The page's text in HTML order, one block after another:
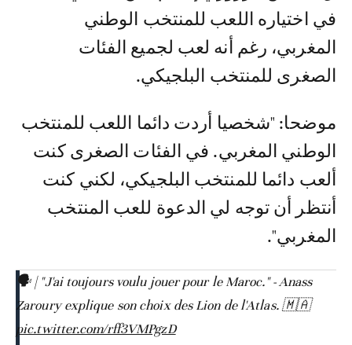
في اختياره اللعب للمنتخب الوطني
المغربي، رغم أنه لعب لجميع الفئات
الصغرى للمنتخب البلجيكي.
موضحا: "شخصيا أردت دائما اللعب للمنتخب
الوطني المغربي. في الفئات الصغرى كنت
ألعب دائما للمنتخب البلجيكي، لكني كنت
أنتظر أن توجه لي الدعوة للعب المنتخب
المغربي".
🗣️ | "J'ai toujours voulu jouer pour le Maroc." - Anass
Zaroury explique son choix des Lion de l'Atlas. 🇲🇦
pic.twitter.com/rff3VMPgzD